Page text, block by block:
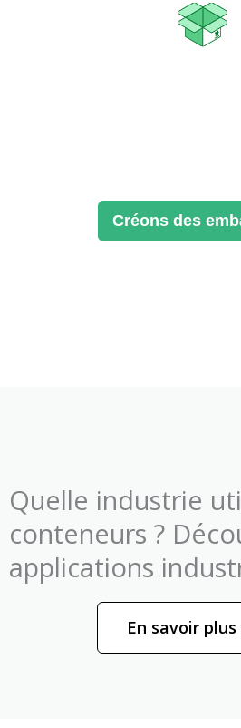
Créons des
Quelle industrie
conteneurs ?
applications
En savoir